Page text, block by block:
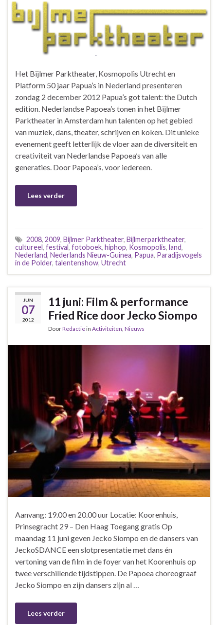
Het Bijlmer Parktheater, Kosmopolis Utrecht en
Platform 50 jaar Papua’s in Nederland presenteren
zondag 2 december 2012 Papua’s got talent: the Dutch
edition. Nederlandse Papoea’s tonen in het Bijlmer
Parktheater in Amsterdam hun talenten op het gebied
van muziek, dans, theater, schrijven en koken. Dit unieke
evenement geeft letterlijk de vloer aan de diversiteit en
creativiteit van Nederlandse Papoea’s van alle
generaties. Door Papoea’s, voor iedereen.
Lees verder
2008, 2009, Bijlmer Parktheater, Bijlmerparktheater,
cultureel, festival, fotoboek, hiphop, Kosmopolis, land,
Nederland, Nederlands Nieuw-Guinea, Papua, Paradijsvogels
in de Polder, talentenshow, Utrecht
JUN
07
2012
11 juni: Film & performance
Fried Rice door Jecko Siompo
DoorRedactiein Activiteiten, Nieuws
Aanvang: 19.00 en 20.00 uur Locatie: Koorenhuis,
Prinsegracht 29 – Den Haag Toegang gratis Op
maandag 11 juni geven Jecko Siompo en de dansers van
JeckoSDANCE een slotpresentatie met dans én
vertoning van de film in de foyer van het Koorenhuis op
twee verschillende tijdstippen. De Papoea choreograaf
Jecko Siompo en zijn dansers zijn al …
Lees verder